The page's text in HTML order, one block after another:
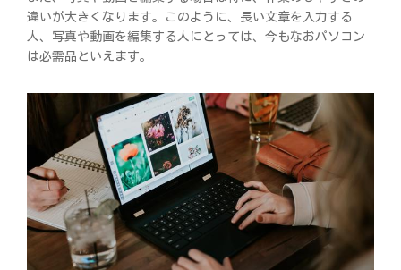
違いが大きくなります。このように、長い文章を入力する
人、写真や動画を編集する人にとっては、今もなおパソコン
は必需品といえます。